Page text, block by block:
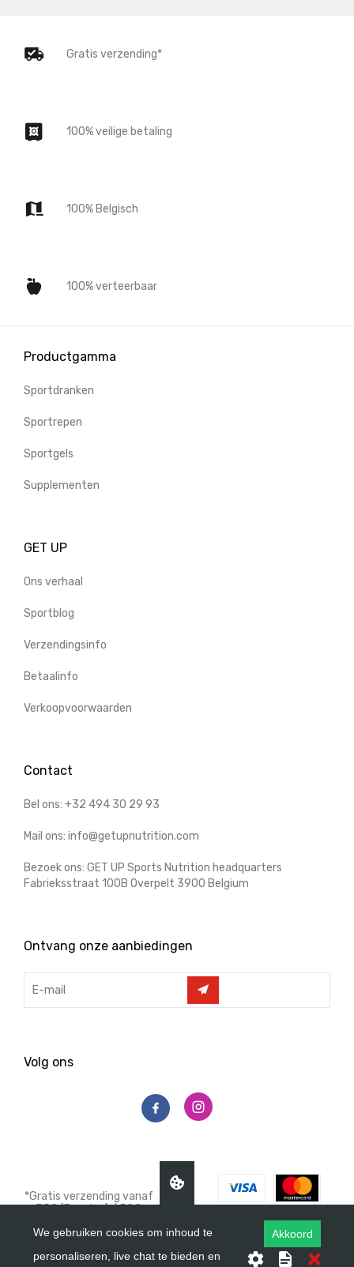
Gratis verzending*
100% veilige betaling
100% Belgisch
100% verteerbaar
Productgamma
Sportdranken
Sportrepen
Sportgels
Supplementen
GET UP
Ons verhaal
Sportblog
Verzendingsinfo
Betaalinfo
Verkoopvoorwaarden
Contact
Bel ons: +32 494 30 29 93
Mail ons: info@getupnutrition.com
Bezoek ons: GET UP Sports Nutrition headquarters
Fabrieksstraat 100B Overpelt 3900 Belgium
Ontvang onze aanbiedingen
Volg ons
*Gratis verzending vanaf
(andere landen)
All rights reserved.
We gebruiken cookies om inhoud te
personaliseren, live chat te bieden en
Akkoord